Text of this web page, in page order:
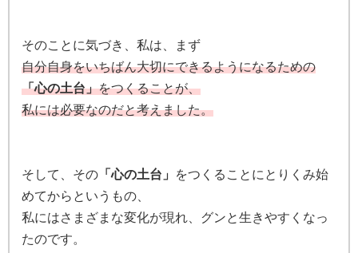
そのことに気づき、私は、まず
自分自身をいちばん大切にできるようになるための
「心の土台」をつくることが、
私には必要なのだと考えました。
そして、その 「心の土台」
をつくることにとりくみ始
めてからというもの、
私にはさまざまな変化が現れ、 グンと生きやすくなっ
たのです。